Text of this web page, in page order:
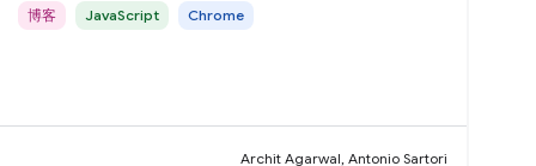
博客 JavaScript Chrome
Archit Agarwal, Antonio Sartori